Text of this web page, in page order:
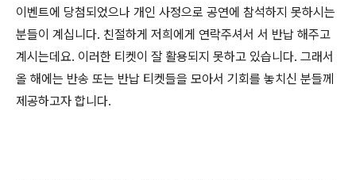
이벤트에 당첨되었으나 개인 사정으로 공연에 참석하지 못하시는
분들이 계십니다. 친절하게 저희에게 연락주셔서 서 반납 해주고
계시는데요. 이러한 티켓이 잘 활용되지 못하고 있습니다. 그래서
올 해에는 반송 또는 반납 티켓들을 모아서 기회를 놓치신 분들께
제공하고자 합니다.